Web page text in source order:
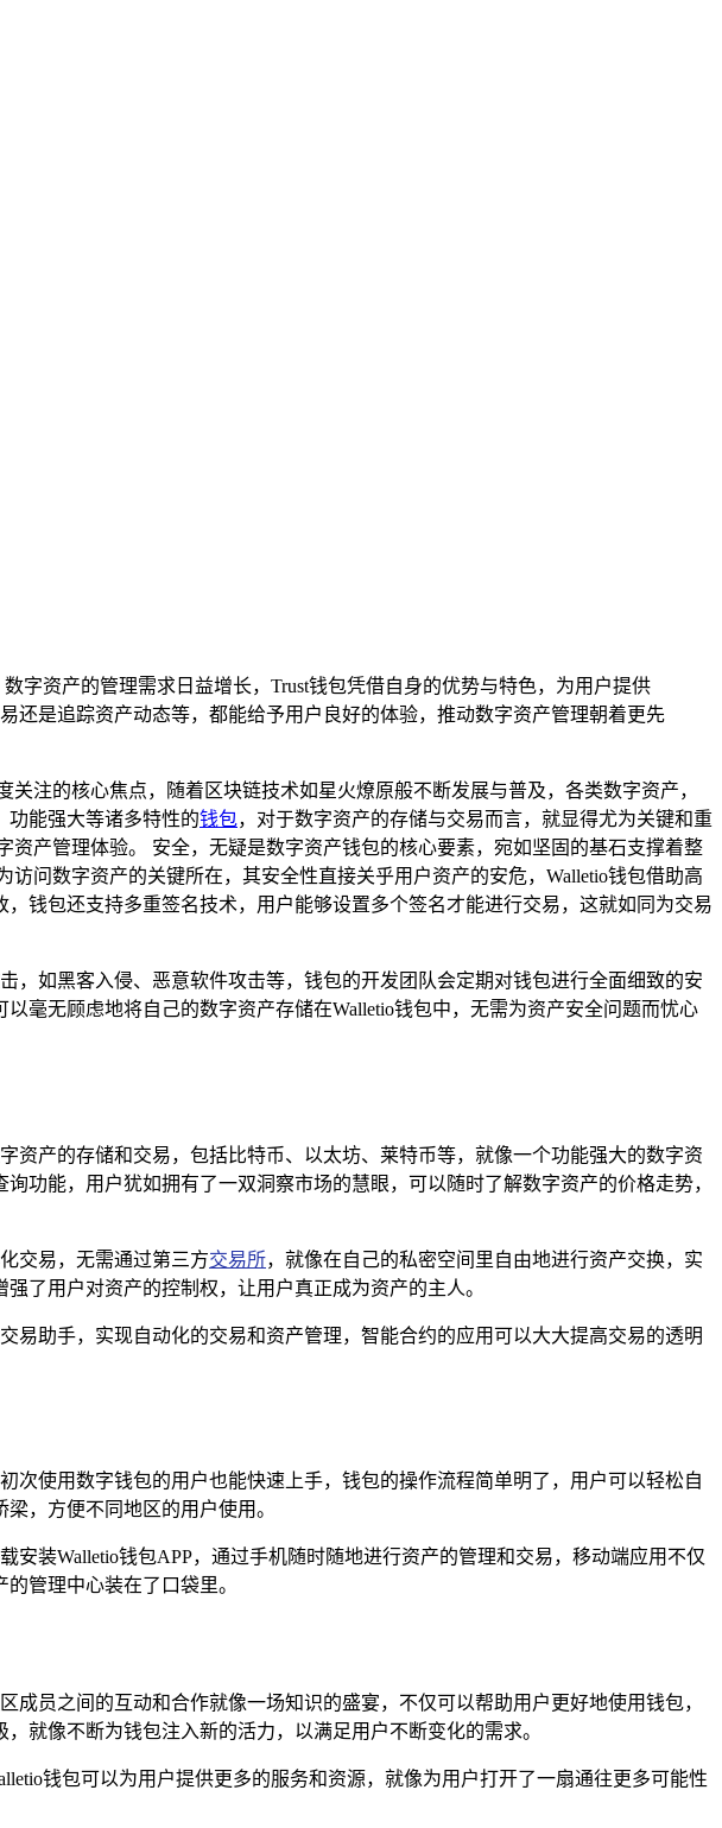
字资产的管理需求日益增长，Trust钱包凭借自身的优势与特色，为用户提供
还是追踪资产动态等，都能给予用户良好的体验，推动数字资产管理朝着更先
注的核心焦点，随着区块链技术如星火燎原般不断发展与普及，各类数字资产，
功能强大等诸多特性的钱包，对于数字资产的存储与交易而言，就显得尤为关键和重
产管理体验。 安全，无疑是数字资产钱包的核心要素，宛如坚固的基石支撑着整
问数字资产的关键所在，其安全性直接关乎用户资产的安危，Walletio钱包借助高
钱包还支持多重签名技术，用户能够设置多个签名才能进行交易，这就如同为交易
，如黑客入侵、恶意软件攻击等，钱包的开发团队会定期对钱包进行全面细致的安
毫无顾虑地将自己的数字资产存储在Walletio钱包中，无需为资产安全问题而忧心
资产的存储和交易，包括比特币、以太坊、莱特币等，就像一个功能强大的数字资
功能，用户犹如拥有了一双洞察市场的慧眼，可以随时了解数字资产的价格走势，
交易，无需通过第三方交易所，就像在自己的私密空间里自由地进行资产交换，实
了用户对资产的控制权，让用户真正成为资产的主人。
易助手，实现自动化的交易和资产管理，智能合约的应用可以大大提高交易的透明
次使用数字钱包的用户也能快速上手，钱包的操作流程简单明了，用户可以轻松自
，方便不同地区的用户使用。
装Walletio钱包APP，通过手机随时随地进行资产的管理和交易，移动端应用不仅
管理中心装在了口袋里。
员之间的互动和合作就像一场知识的盛宴，不仅可以帮助用户更好地使用钱包，
就像不断为钱包注入新的活力，以满足用户不断变化的需求。
钱包可以为用户提供更多的服务和资源，就像为用户打开了一扇通往更多可能性